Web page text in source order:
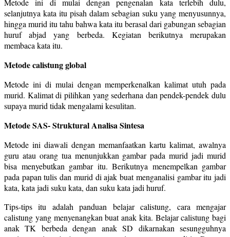
Metode ini di mulai dengan pengenalan kata terlebih dulu,
selanjutnya kata itu pisah dalam sebagian suku yang menyusunnya,
hingga murid itu tahu bahwa kata itu berasal dari gabungan sebagian
huruf abjad yang berbeda. Kegiatan berikutnya merupakan
membaca kata itu.
Metode calistung global
Metode ini di mulai dengan memperkenalkan kalimat utuh pada
murid. Kalimat di pilihkan yang sederhana dan pendek-pendek dulu
supaya murid tidak mengalami kesulitan.
Metode SAS- Struktural Analisa Sintesa
Metode ini diawali dengan memanfaatkan kartu kalimat, awalnya
guru atau orang tua menunjukkan gambar pada murid jadi murid
bisa menyebutkan gambar itu. Berikutnya menempelkan gambar
pada papan tulis dan murid di ajak buat menganalisi gambar itu jadi
kata, kata jadi suku kata, dan suku kata jadi huruf.
Tips-tips itu adalah panduan belajar calistung, cara mengajar
calistung yang menyenangkan buat anak kita. Belajar calistung bagi
anak TK berbeda dengan anak SD dikarnakan sesungguhnya